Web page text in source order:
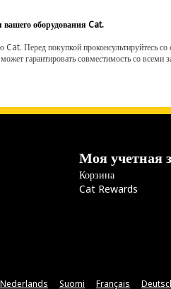
вашего оборудования Cat.
Перед покупкой проконсультируйтесь
гарантировать совместимость со всеми
Моя учетная
Корзина
Cat Rewards
Nederlands Suomi Français